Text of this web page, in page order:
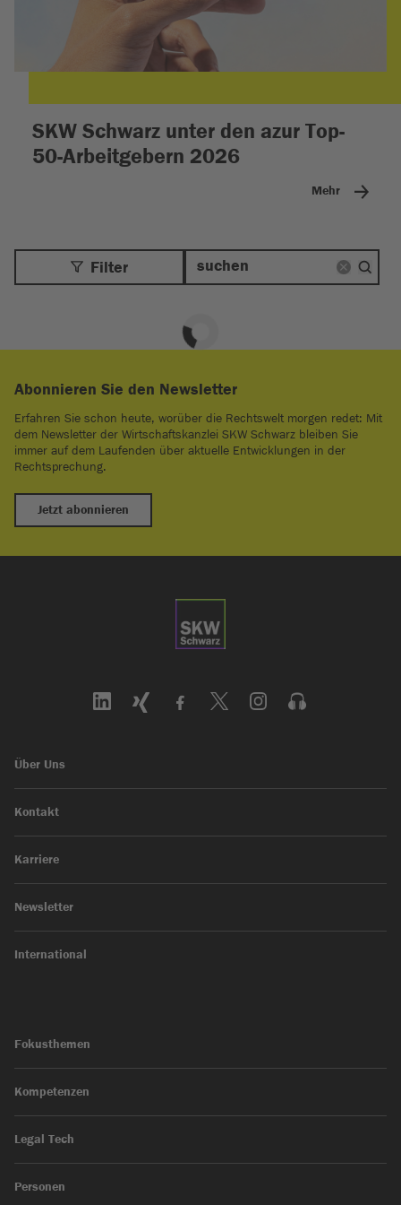
SKW Schwarz unter den azur Top-
50-Arbeitgebern 2026
Mehr
Filter
Abonnieren Sie den Newsletter
Erfahren Sie schon heute, worüber die Rechtswelt morgen redet: Mit
dem Newsletter der Wirtschaftskanzlei SKW Schwarz bleiben Sie
immer auf dem Laufenden über aktuelle Entwicklungen in der
Rechtsprechung.
Jetzt abonnieren
Über Uns
Kontakt
Karriere
Newsletter
International
Fokusthemen
Kompetenzen
Legal Tech
Personen